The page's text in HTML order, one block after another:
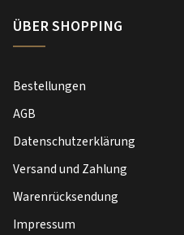
ÜBER SHOPPING
Bestellungen
AGB
Datenschutzerklärung
Versand und Zahlung
Warenrücksendung
Impressum